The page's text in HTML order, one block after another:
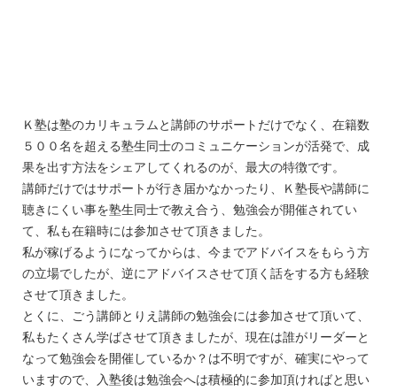
Ｋ塾は塾のカリキュラムと講師のサポートだけでなく、在籍数
５００名を超える塾生同士のコミュニケーションが活発で、成
果を出す方法をシェアしてくれるのが、最大の特徴です。
講師だけではサポートが行き届かなかったり、Ｋ塾長や講師に
聴きにくい事を塾生同士で教え合う、勉強会が開催されてい
て、私も在籍時には参加させて頂きました。
私が稼げるようになってからは、今までアドバイスをもらう方
の立場でしたが、逆にアドバイスさせて頂く話をする方も経験
させて頂きました。
とくに、ごう講師とりえ講師の勉強会には参加させて頂いて、
私もたくさん学ばさせて頂きましたが、現在は誰がリーダーと
なって勉強会を開催しているか？は不明ですが、確実にやって
いますので、入塾後は勉強会へは積極的に参加頂ければと思い